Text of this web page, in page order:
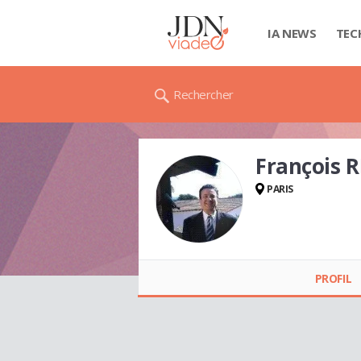
IA NEWS
Rechercher
François
PARIS
PROFIL